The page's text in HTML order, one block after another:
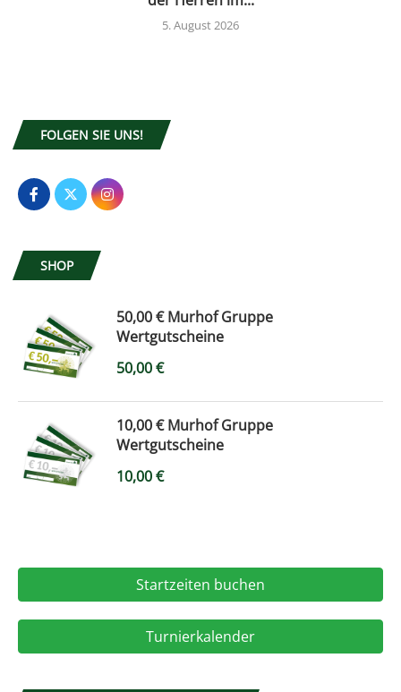
5. August 2026
FOLGEN SIE UNS!
SHOP
50,00 € Murhof Gruppe
Wertgutscheine
50,00€
10,00 € Murhof Gruppe
Wertgutscheine
10,00€
Startzeiten buchen
Turnierkalender